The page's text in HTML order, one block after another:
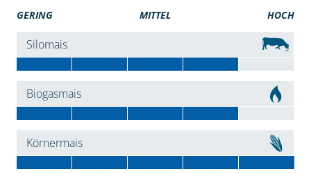
GERING MITTEL HOCH
Silomais
Biogasmais
Körnermais